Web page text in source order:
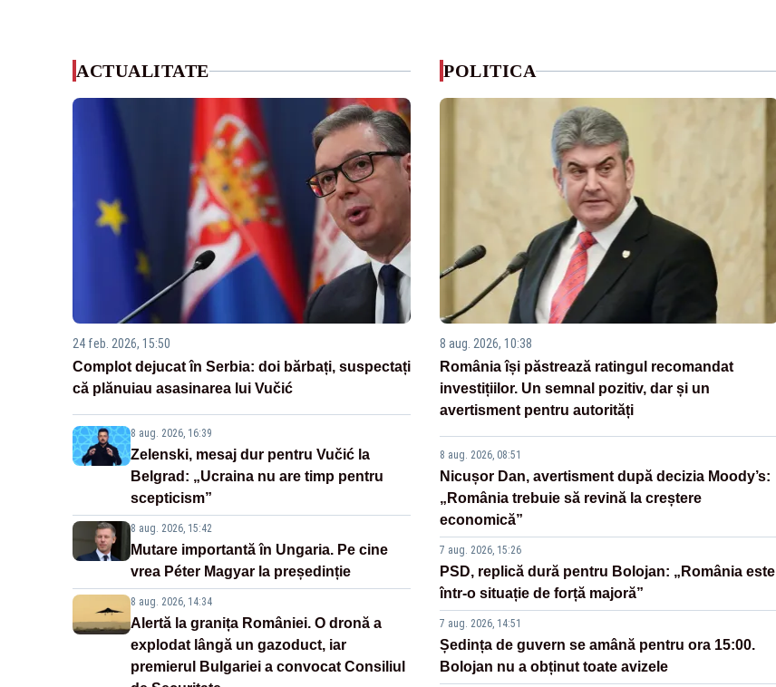
ACTUALITATE
24 feb. 2026, 15:50
Complot dejucat în Serbia: doi bărbați, suspectați
că plănuiau asasinarea lui Vučić
8 aug. 2026, 16:39
Zelenski, mesaj dur pentru Vučić la
Belgrad: „Ucraina nu are timp pentru
scepticism”
8 aug. 2026, 15:42
Mutare importantă în Ungaria. Pe cine
vrea Péter Magyar la președinție
8 aug. 2026, 14:34
Alertă la granița României. O dronă a
explodat lângă un gazoduct, iar
premierul Bulgariei a convocat Consiliul
POLITICA
8 aug. 2026, 10:38
România își păstrează ratingul recomandat
investițiilor. Un semnal pozitiv, dar și un
avertisment pentru autorități
8 aug. 2026, 08:51
Nicușor Dan, avertisment după decizia Moody’s:
„România trebuie să revină la creștere
economică”
7 aug. 2026, 15:26
PSD, replică dură pentru Bolojan: „România este
într-o situație de forță majoră”
7 aug. 2026, 14:51
Ședința de guvern se amână pentru ora 15:00.
Bolojan nu a obținut toate avizele